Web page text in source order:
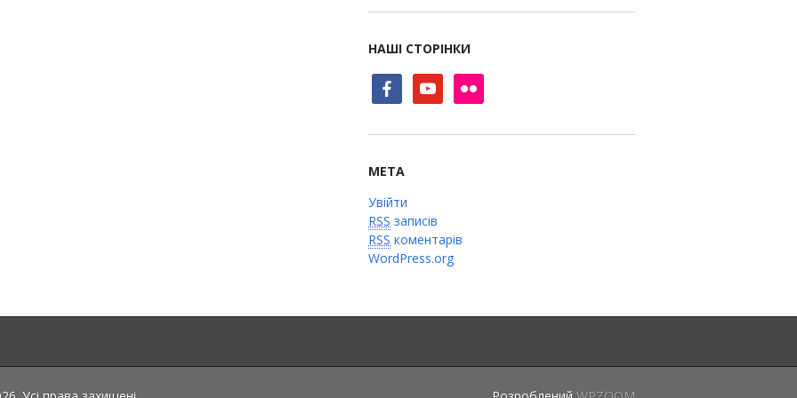
НАШІ СТОРІНКИ
facebookyoutube flickr
МЕТА
Увійти
RSS записів
RSS коментарів
WordPress.org